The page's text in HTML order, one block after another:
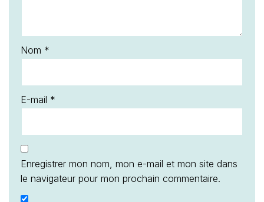
Nom *
E-mail *
Enregistrer mon nom, mon e-mail et mon site dans
le navigateur pour mon prochain commentaire.